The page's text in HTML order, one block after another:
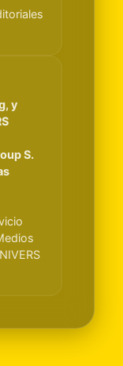
y
S.